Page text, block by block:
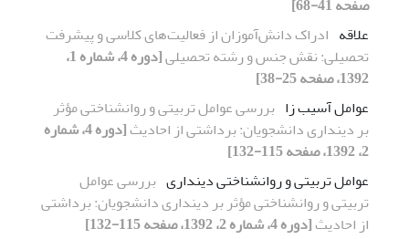
علاقه ادراک دانش‌آموزان از فعالیت‌های کلاسی و پیشرفت
تحصیلی: نقش جنس و رشته تحصیلی
[دوره 4، شماره 1،
1392، صفحه 25-38]
عوامل آسیب زا بررسی عوامل تربیتی و روانشناختی مؤثر
بر دینداری دانشجویان: برداشتی از احادیث
[دوره 4، شماره
2، 1392، صفحه 115-132]
عوامل تربیتی و روانشناختی دینداری بررسی عوامل
تربیتی و روانشناختی مؤثر بر دینداری دانشجویان: برداشتی
از احادیث[دوره 4، شماره 2، 1392، صفحه 115-132]